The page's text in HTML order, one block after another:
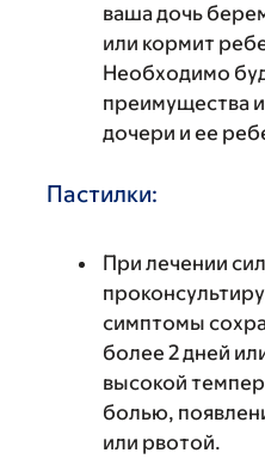
ваша дочь
или кормит
Необходимо
преимущества
дочери и ее
Пастилки:
При лечении
симптомы
более 2 дней
высокой
болью,
или рвотой.